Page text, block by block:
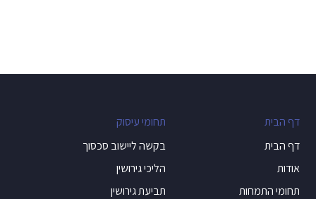
דף הבית
דף הבית
אודות
תחומי התמחות
תחומי עיסוק
בקשה ליישוב סכסוך
הליכי גירושין
תביעת גירושין